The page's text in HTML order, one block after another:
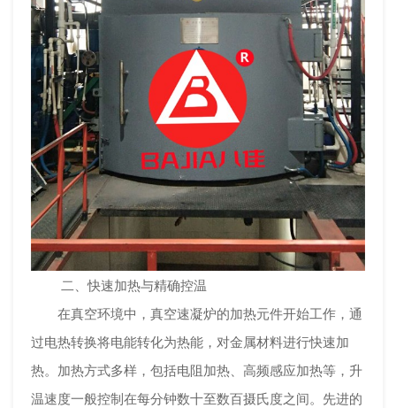
二、快速加热与精确控温
在真空环境中，真空速凝炉的加热元件开始工作，通
过电热转换将电能转化为热能，对金属材料进行快速加
热。加热方式多样，包括电阻加热、高频感应加热等，升
温速度一般控制在每分钟数十至数百摄氏度之间。先进的